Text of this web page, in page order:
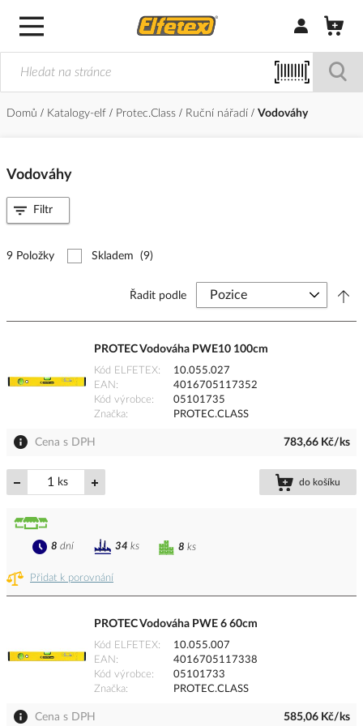
Přihlásit/
Domů Katalogy-elf Protec.Class Ruční nářadí Vodováhy
Vodováhy
9 Položky Skladem (9)
Řadit podle
PROTEC Vodováha PWE10 100cm
Kód ELFETEX
10.055.027
EAN
4016705117352
Kód výrobce
05101735
Značka
PROTEC.CLASS
Cena s DPH 783,66 Kč/ks
ks do košíku
Přidat k porovnání
8 ks
8 dní 34 ks
PROTEC Vodováha PWE 6 60cm
Kód ELFETEX
10.055.007
EAN
4016705117338
Kód výrobce
05101733
Značka
PROTEC.CLASS
Cena s DPH 585,06 Kč/ks
Filtr